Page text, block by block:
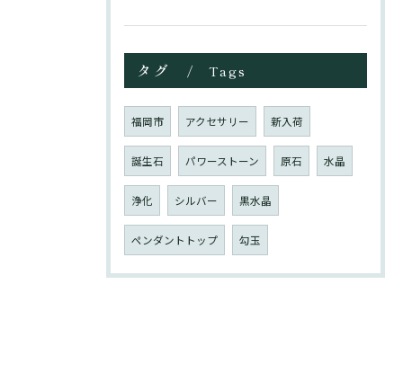
タグ Tags
福岡市 アクセサリー 新入荷
誕生石 パワーストーン 原石 水晶
浄化 シルバー 黒水晶
ペンダントトップ 勾玉